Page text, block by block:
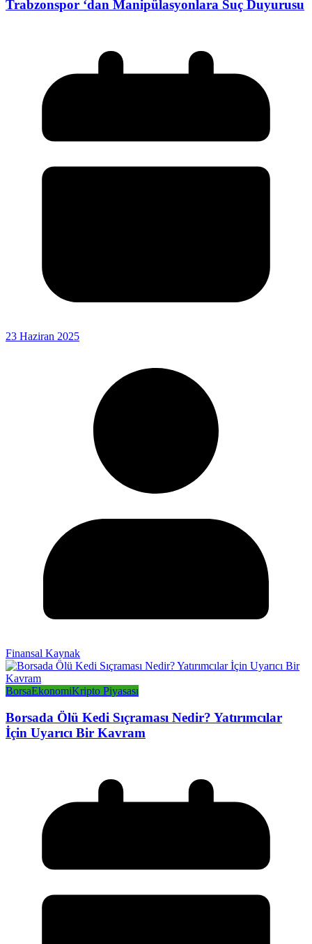
Trabzonspor ‘dan Manipülasyonlara Suç Duyurusu
23 Haziran 2025
Finansal Kaynak
BorsaEkonomiKripto Piyasası
Borsada Ölü Kedi Sıçraması Nedir? Yatırımcılar
İçin Uyarıcı Bir Kavram